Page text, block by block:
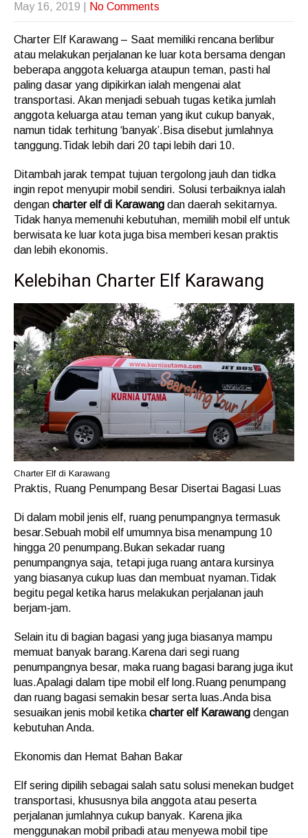
May 16, 2019 No Comments
Charter Elf Karawang – Saat memiliki rencana berlibur
atau melakukan perjalanan ke luar kota bersama dengan
beberapa anggota keluarga ataupun teman, pasti hal
paling dasar yang dipikirkan ialah mengenai alat
transportasi. Akan menjadi sebuah tugas ketika jumlah
anggota keluarga atau teman yang ikut cukup banyak,
namun tidak terhitung ‘banyak’.Bisa disebut jumlahnya
tanggung.Tidak lebih dari 20 tapi lebih dari 10.
Ditambah jarak tempat tujuan tergolong jauh dan tidka
ingin repot menyupir mobil sendiri. Solusi terbaiknya ialah
dengan charter elf di Karawang dan daerah sekitarnya.
Tidak hanya memenuhi kebutuhan, memilih mobil elf untuk
berwisata ke luar kota juga bisa memberi kesan praktis
dan lebih ekonomis.
Kelebihan Charter Elf Karawang
Charter Elf di Karawang
Praktis, Ruang Penumpang Besar Disertai Bagasi Luas
Di dalam mobil jenis elf, ruang penumpangnya termasuk
besar.Sebuah mobil elf umumnya bisa menampung 10
hingga 20 penumpang.Bukan sekadar ruang
penumpangnya saja, tetapi juga ruang antara kursinya
yang biasanya cukup luas dan membuat nyaman.Tidak
begitu pegal ketika harus melakukan perjalanan jauh
berjam-jam.
Selain itu di bagian bagasi yang juga biasanya mampu
memuat banyak barang.Karena dari segi ruang
penumpangnya besar, maka ruang bagasi barang juga ikut
luas.Apalagi dalam tipe mobil elf long.Ruang penumpang
dan ruang bagasi semakin besar serta luas.Anda bisa
sesuaikan jenis mobil ketika charter elf Karawang dengan
kebutuhan Anda.
Ekonomis dan Hemat Bahan Bakar
Elf sering dipilih sebagai salah satu solusi menekan budget
transportasi, khususnya bila anggota atau peserta
perjalanan jumlahnya cukup banyak. Karena jika
menggunakan mobil pribadi atau menyewa mobil tipe